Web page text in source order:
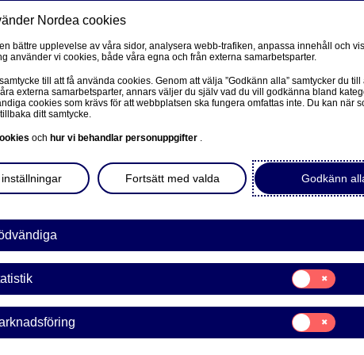
FÖRETAG
Corporate Netbank
Nordea Corporate
Våra sidor – kundinformation
Företagets Dokument/Signera digitalt
GiroLink
Nordea Bokföring
Ditt liv Våra tjänster
– vi är
nyckelpersoner,
och
kontaktar vid dig
Nordea cookies
bättre upplevelse av våra sidor, analysera webb-trafiken, anpassa innehåll och
använder vi cookies, både våra egna och från externa samarbetsparter.
till att få använda cookies. Genom att välja ”Godkänn alla” samtycker du
externa samarbetsparter, annars väljer du själv vad du vill godkänna bland
cookies som krävs för att webbplatsen ska fungera omfattas inte. Du kan när
ditt samtycke.
och hur vi behandlar personuppgifter .
Godkänn
Fortsätt med valda
Samtycke
för:
Statistik
Samtycke
för:
Marknadsföring